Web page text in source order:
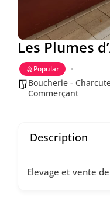
Les Plumes
Popular
Boucherie -
Commerçant
Description
Elevage et vente